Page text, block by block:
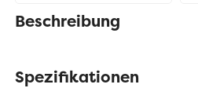
Beschreibung
Spezifikationen